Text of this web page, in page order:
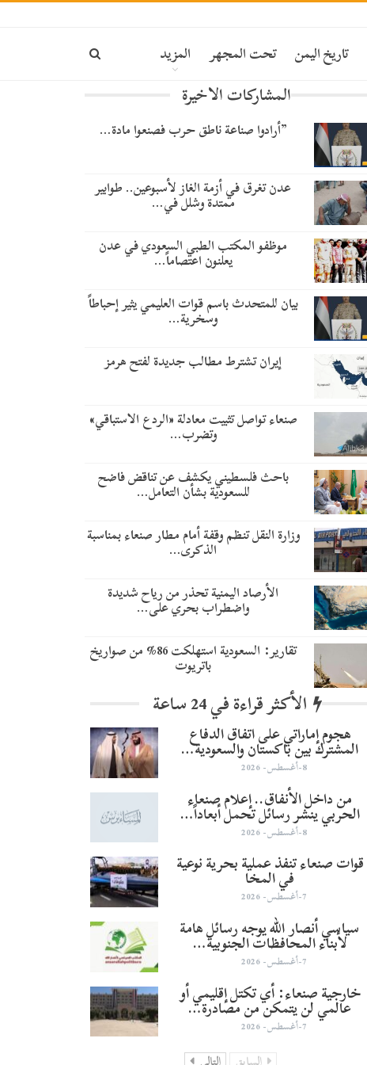
تاريخ اليمن تحت المجهر المزيد
المشاركات الاخيرة
​”أرادوا صناعة ناطق حرب فصنعوا مادة…
عدن تغرق في أزمة الغاز لأسبوعين.. طوابير
ممتدة وشلل في…
موظفو المكتب الطبي السعودي في عدن
يعلنون اعتصاماً…
بيان للمتحدث باسم قوات العليمي يثير إحباطاً
وسخرية…
إيران تشترط مطالب جديدة لفتح هرمز
صنعاء تواصل تثبيت معادلة «الردع الاستباقي»
وتضرب…
باحث فلسطيني يكشف عن تناقض فاضح
للسعودية بشأن التعامل…
وزارة النقل تنظم وقفة أمام مطار صنعاء بمناسبة
الذكرى…
الأرصاد اليمنية تحذر من رياح شديدة
واضطراب بحري على…
تقارير: السعودية استهلكت 86% من صواريخ
باتريوت
الأكثر قراءة في 24 ساعة
هجوم إماراتي على اتفاق الدفاع
المشترك بين باكستان والسعودية…
8-أغسطس- 2026
من داخل الأنفاق.. إعلام صنعاء
الحربي ينشر رسائل تحمل أبعاداً…
8-أغسطس- 2026
قوات صنعاء تنفذ عملية بحرية نوعية
في المخا
7-أغسطس- 2026
سياسي أنصار الله يوجه رسائل هامة
لأبناء المحافظات الجنوبية…
7-أغسطس- 2026
خارجية صنعاء: أي تكتل إقليمي أو
عالمي لن يتمكن من مصادرة…
7-أغسطس- 2026